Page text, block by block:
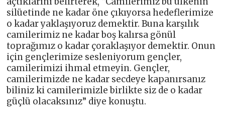
silüetinde ne kadar öne çıkıyorsa hedeflerimize
o kadar yaklaşıyoruz demektir. Buna karşılık
camilerimiz ne kadar boş kalırsa gönül
toprağımız o kadar çoraklaşıyor demektir. Onun
için gençlerimize sesleniyorum gençler,
camilerimizi ihmal etmeyin. Gençler,
camilerimizde ne kadar secdeye kapanırsanız
biliniz ki camilerimizle birlikte siz de o kadar
güçlü olacaksınız” diye konuştu.